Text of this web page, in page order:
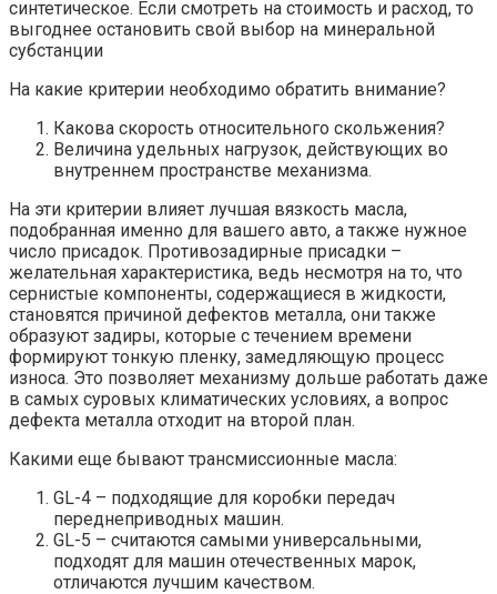
синтетическое. Если смотреть на стоимость и расход, то
выгоднее остановить свой выбор на минеральной
субстанции
На какие критерии необходимо обратить внимание?
Какова скорость относительного скольжения?
Величина удельных нагрузок, действующих во
внутреннем пространстве механизма.
На эти критерии влияет лучшая вязкость масла,
подобранная именно для вашего авто, а также нужное
число присадок. Противозадирные присадки –
желательная характеристика, ведь несмотря на то, что
сернистые компоненты, содержащиеся в жидкости,
становятся причиной дефектов металла, они также
образуют задиры, которые с течением времени
формируют тонкую пленку, замедляющую процесс
износа. Это позволяет механизму дольше работать даже
в самых суровых климатических условиях, а вопрос
дефекта металла отходит на второй план.
Какими еще бывают трансмиссионные масла:
GL-4 – подходящие для коробки передач
переднеприводных машин.
GL-5 – считаются самыми универсальными,
подходят для машин отечественных марок,
отличаются лучшим качеством.